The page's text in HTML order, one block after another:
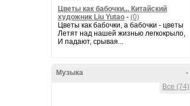
Цветы как бабочки... Китайский
художник Liu Yutao - (0)
Цветы как бабочки, а бабочки - цветы
Летят над нашей жизнью легкокрыло,
И падают, срывая...
-
Музыка
Все (74)